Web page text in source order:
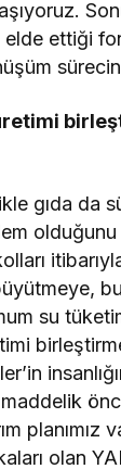
elde ettiği
gıda da
su
planımız
olan